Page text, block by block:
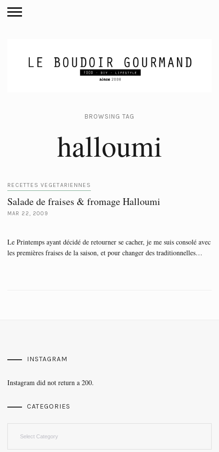
BROWSING TAG
halloumi
RECETTES VEGETARIENNES
Salade de fraises & fromage Halloumi
MAR 22, 2009
Le Printemps ayant décidé de retourner se cacher, je me suis consolé avec
les premières fraises de la saison, et pour changer des traditionnelles…
INSTAGRAM
Instagram did not return a 200.
CATEGORIES